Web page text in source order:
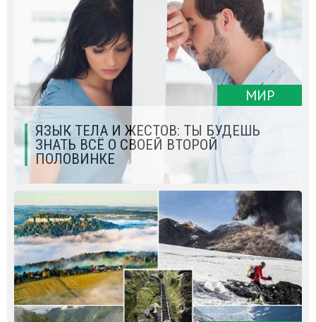
МИР
ЯЗЫК ТЕЛА И ЖЕСТОВ: ТЫ БУДЕШЬ
ЗНАТЬ ВСЁ О СВОЕЙ ВТОРОЙ
ПОЛОВИНКЕ